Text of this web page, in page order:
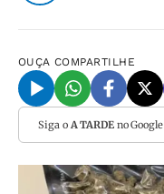
OUÇA COMPARTILHE
Siga o A TARDEno Google